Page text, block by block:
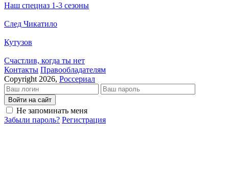
Наш спецназ 1-3 сезоны
След Чикатило
Кутузов
Счастлив, когда ты нет
Кон­так­ты Пра­во­об­ла­да­те­лям
Copyright 2026, Россериал
Войти на сайт
Не запоминать меня
Забыли пароль? Регистрация